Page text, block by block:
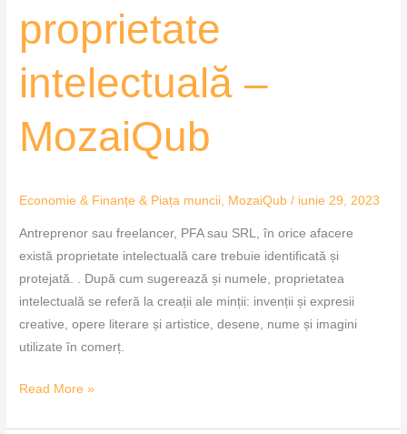
proprietate
intelectuală –
MozaiQub
Economie & Finanțe & Piața muncii, MozaiQub / iunie 29, 2023
Antreprenor sau freelancer, PFA sau SRL, în orice afacere
există proprietate intelectuală care trebuie identificată și
protejată. . După cum sugerează și numele, proprietatea
intelectuală se referă la creații ale minții: invenții și expresii
creative, opere literare și artistice, desene, nume și imagini
utilizate în comerț.
intelectuală
–
MozaiQub
Read More »